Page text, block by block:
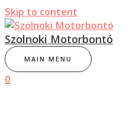
Skip to content
Szolnoki Motorbontó
MAIN MENU
0